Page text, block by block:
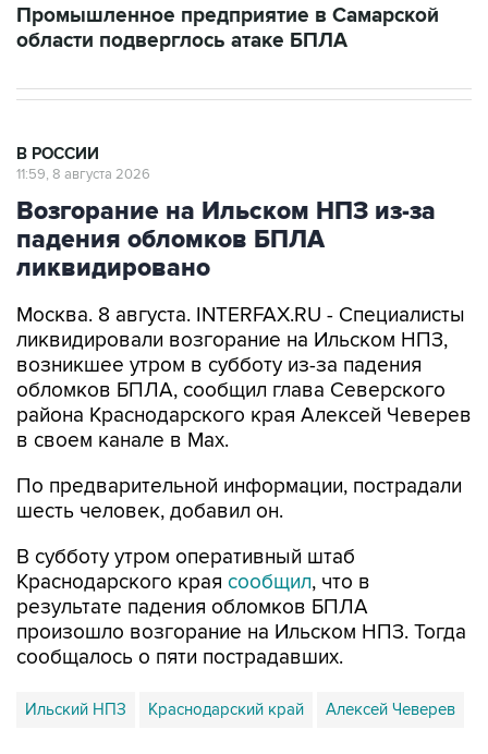
Промышленное предприятие в Самарской
области подверглось атаке БПЛА
В РОССИИ
11:59, 8 августа 2026
Возгорание на Ильском НПЗ из-за
падения обломков БПЛА
ликвидировано
Москва. 8 августа. INTERFAX.RU - Специалисты
ликвидировали возгорание на Ильском НПЗ,
возникшее утром в субботу из-за падения
обломков БПЛА, сообщил глава Северского
района Краснодарского края Алексей Чеверев
в своем канале в Max.
По предварительной информации, пострадали
шесть человек, добавил он.
В субботу утром оперативный штаб
Краснодарского края сообщил, что в
результате падения обломков БПЛА
произошло возгорание на Ильском НПЗ. Тогда
сообщалось о пяти пострадавших.
Ильский НПЗ Краснодарский край Алексей Чеверев